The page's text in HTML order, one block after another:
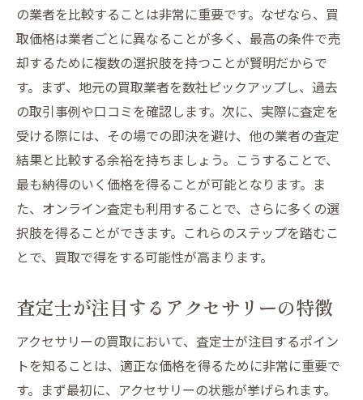
の業者を比較することは非常に重要です。なぜなら、買
取価格は業者ごとに異なることが多く、最高の条件で売
却するために複数の選択肢を持つことが賢明だからで
す。まず、地元の買取業者を数社ピックアップし、過去
の取引事例や口コミを確認します。次に、実際に査定を
受ける際には、その場での即決を避け、他の業者の査定
結果と比較する余裕を持ちましょう。こうすることで、
最も納得のいく価格を得ることが可能となります。ま
た、オンライン査定も利用することで、さらに多くの選
択肢を得ることができます。これらのステップを踏むこ
とで、買取で得をする可能性が高まります。
査定士が注目するアクセサリーの特徴
アクセサリーの買取において、査定士が注目するポイン
トを知ることは、適正な価格を得るために非常に重要で
す。まず最初に、アクセサリーの状態が挙げられます。